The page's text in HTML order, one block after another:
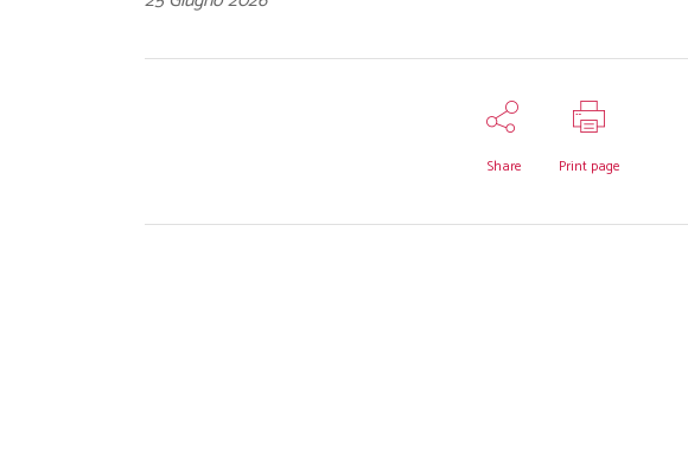
Share Print page